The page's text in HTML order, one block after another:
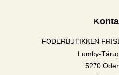
FODERBUTIKKEN
Lumby-
5270